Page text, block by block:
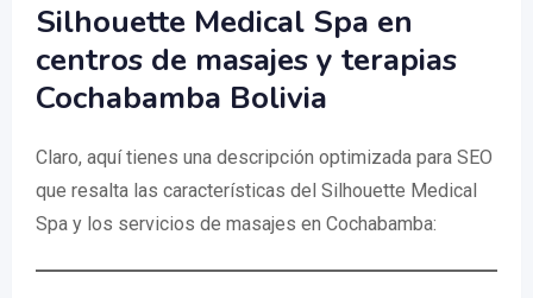
Silhouette Medical Spa en
centros de masajes y terapias
Cochabamba Bolivia
Claro, aquí tienes una descripción optimizada para SEO
que resalta las características del Silhouette Medical
Spa y los servicios de masajes en Cochabamba: